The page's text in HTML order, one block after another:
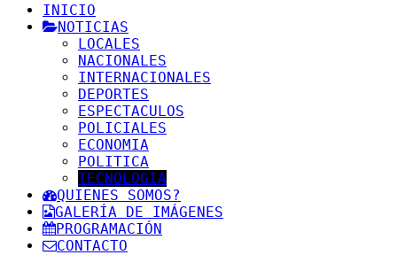
INICIO
NOTICIAS
LOCALES
NACIONALES
INTERNACIONALES
DEPORTES
ESPECTACULOS
POLICIALES
ECONOMIA
POLITICA
TECNOLOGIA
QUIENES SOMOS?
GALERÍA DE IMÁGENES
PROGRAMACIÓN
CONTACTO